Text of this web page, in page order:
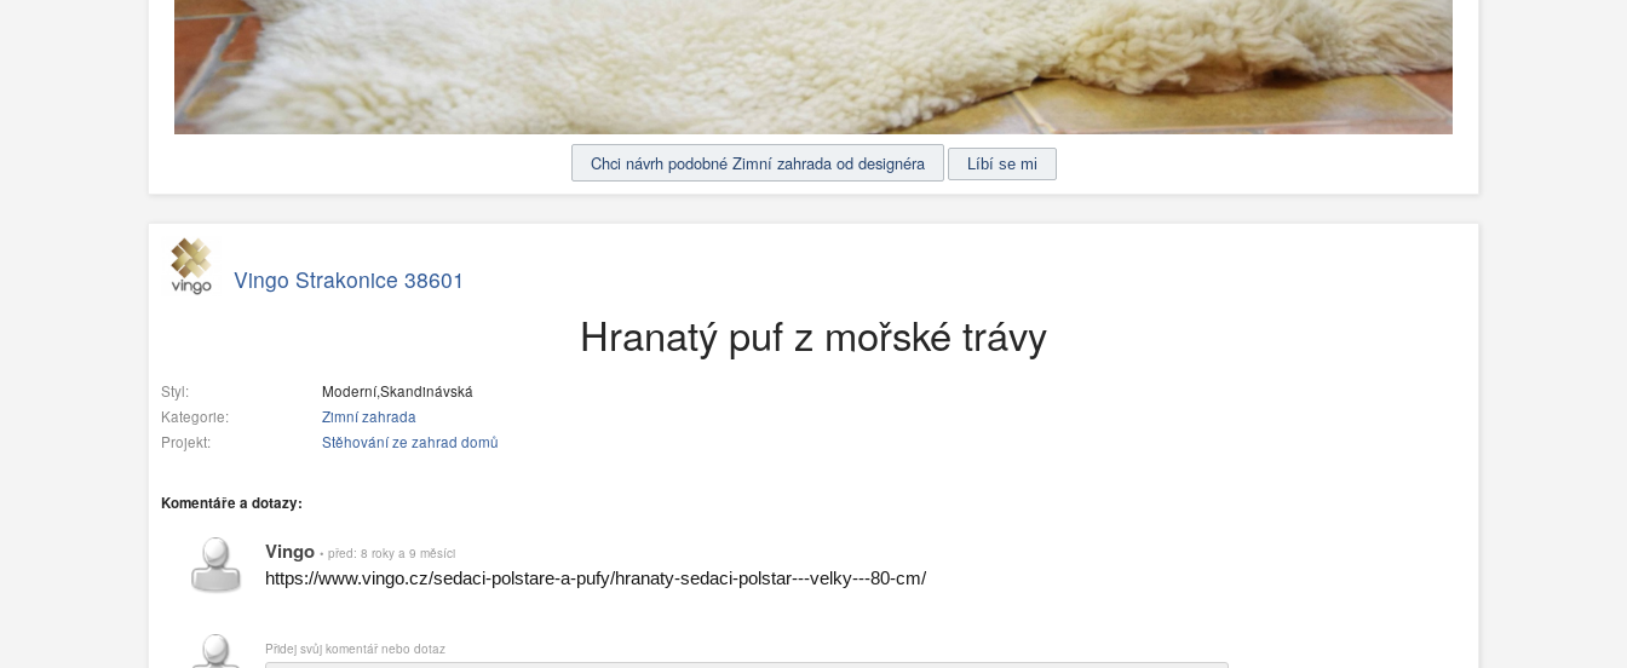
Chci návrh podobné Zimní zahrada od designéra
Vingo Strakonice 38601
Hranatý puf z mořské trávy
Styl:
Moderní,Skandinávská
Kategorie:
Zimní zahrada
Projekt:
Stěhování ze zahrad domů
Komentáře a dotazy:
Vingo • před: 8 roky a 9 měsíci
https://www.vingo.cz/sedaci-polstare-a-pufy/hranaty-sedaci-polstar---velky---80-cm/
Přidej svůj komentář nebo dotaz